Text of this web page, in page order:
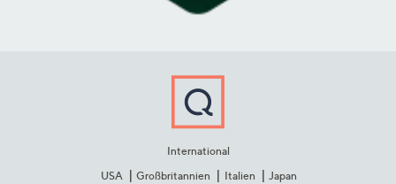
International
USA
Großbritannien Italien Japan